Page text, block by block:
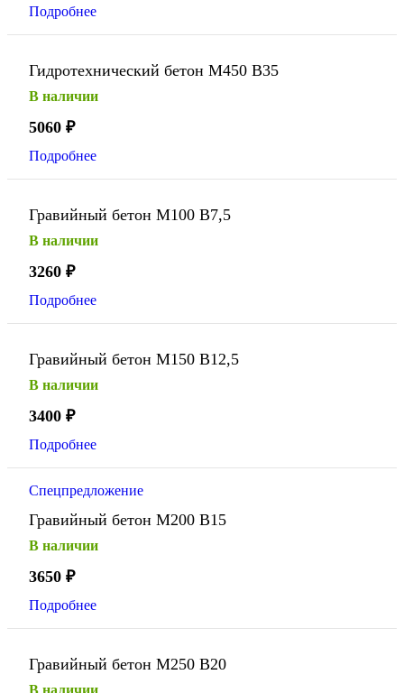
Подробнее
Гидротехнический бетон М450 В35
В наличии
5060 ₽
Подробнее
Гравийный бетон М100 В7,5
В наличии
3260 ₽
Подробнее
Гравийный бетон М150 В12,5
В наличии
3400 ₽
Подробнее
Спецпредложение
Гравийный бетон М200 В15
В наличии
3650 ₽
Подробнее
Гравийный бетон М250 В20
В наличии